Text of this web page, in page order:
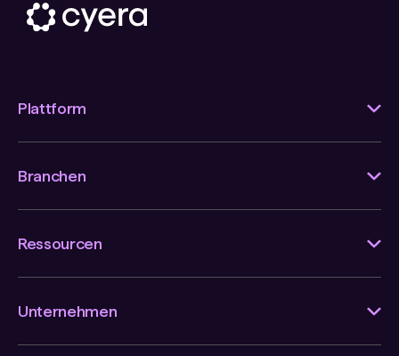
Plattform
Branchen
Ressourcen
Unternehmen